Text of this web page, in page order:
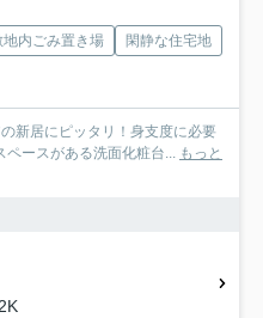
地内ごみ置き場
閑静な住宅地
新居にピッタリ！身支度に必要
ペースがある洗面化粧台... もっと